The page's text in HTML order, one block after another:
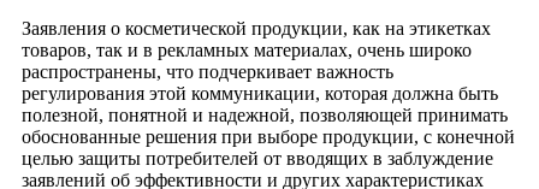
Заявления о косметической продукции, как на этикетках
товаров, так и в рекламных материалах, очень широко
распространены, что подчеркивает важность
регулирования этой коммуникации, которая должна быть
полезной, понятной и надежной, позволяющей принимать
обоснованные решения при выборе продукции, с конечной
целью защиты потребителей от вводящих в заблуждение
заявлений об эффективности и других характеристиках